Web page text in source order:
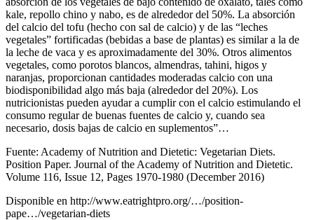
kale, repollo chino y nabo, es de alrededor del 50%. La absorción
del calcio del tofu (hecho con sal de calcio) y de las “leches
vegetales” fortificadas (bebidas a base de plantas) es similar a la de
la leche de vaca y es aproximadamente del 30%. Otros alimentos
vegetales, como porotos blancos, almendras, tahini, higos y
naranjas, proporcionan cantidades moderadas calcio con una
biodisponibilidad algo más baja (alrededor del 20%). Los
nutricionistas pueden ayudar a cumplir con el calcio estimulando el
consumo regular de buenas fuentes de calcio y, cuando sea
necesario, dosis bajas de calcio en suplementos”…
Fuente: Academy of Nutrition and Dietetic: Vegetarian Diets.
Position Paper. Journal of the Academy of Nutrition and Dietetic.
Volume 116, Issue 12, Pages 1970-1980 (December 2016)
Disponible en http://www.eatrightpro.org/…/position-
pape…/vegetarian-diets